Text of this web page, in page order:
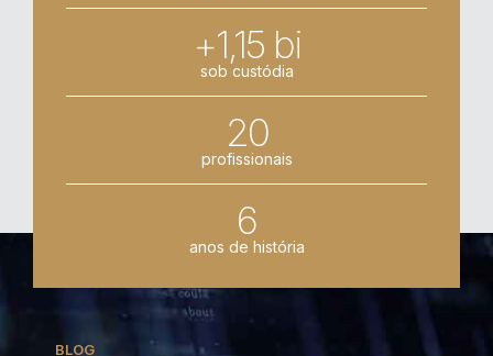
+1,15 bi
sob custódia
20
profissionais
6
anos de história
BLOG